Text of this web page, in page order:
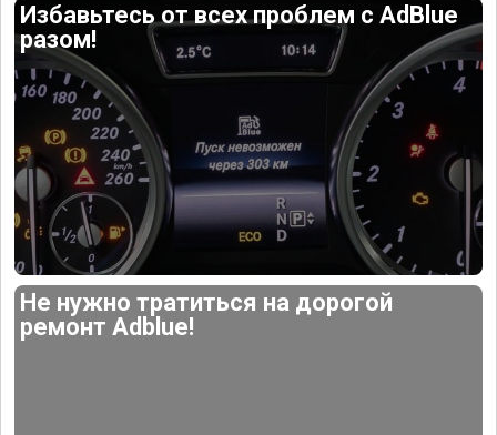
Избавьтесь от всех проблем с AdBlue
разом!
Не нужно тратиться на дорогой
ремонт Adblue!